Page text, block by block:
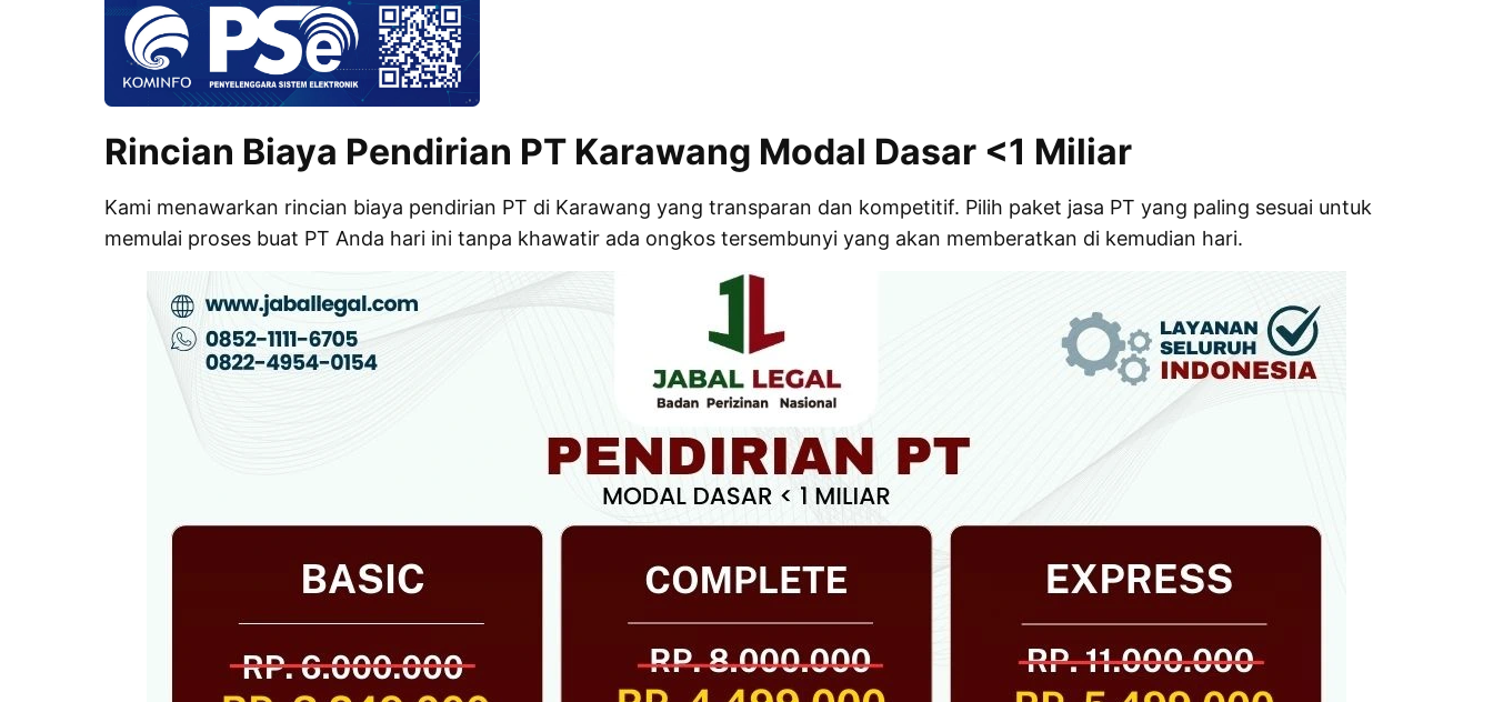
Rincian Biaya Pendirian PT Karawang Modal Dasar <1 Miliar
Kami menawarkan rincian biaya pendirian PT di Karawang yang transparan dan kompetitif. Pilih paket jasa PT yang paling sesuai untuk
memulai proses buat PT Anda hari ini tanpa khawatir ada ongkos tersembunyi yang akan memberatkan di kemudian hari.